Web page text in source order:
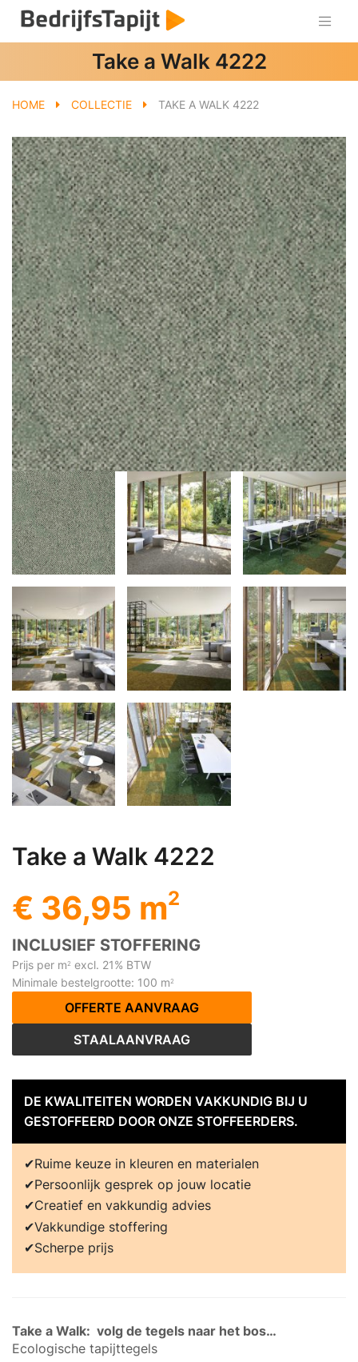
Take a Walk 4222
HOME COLLECTIE TAKE A WALK 4222
Take a Walk 4222
€ 36,95 m2
INCLUSIEF STOFFERING
Prijs per m2 excl. 21% BTW
Minimale bestelgrootte: 100 m2
OFFERTE AANVRAAG
STAALAANVRAAG
DE KWALITEITEN WORDEN VAKKUNDIG BIJ U
GESTOFFEERD DOOR ONZE STOFFEERDERS.
Ruime keuze in kleuren en materialen
Persoonlijk gesprek op jouw locatie
Creatief en vakkundig advies
Vakkundige stoffering
Scherpe prijs
Take a Walk: volg de tegels naar het bos…
Ecologische tapijttegels